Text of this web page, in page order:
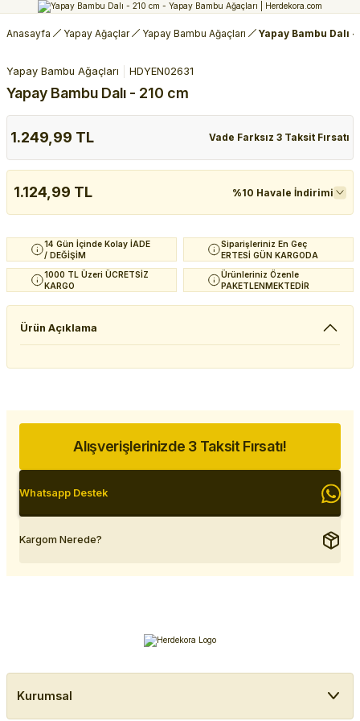
Anasayfa Yapay Ağaçlar Yapay Bambu Ağaçları Yapay Bambu Dalı
Yapay Bambu Ağaçları HDYEN02631
Yapay Bambu Dalı - 210 cm
1.249,99 TL Vade Farksız 3 Taksit Fırsatı
1.124,99 TL %10 Havale İndirimi
14 Gün İçinde Kolay İADE
/ DEĞİŞİM
Siparişleriniz En Geç
ERTESİ GÜN KARGODA
1000 TL Üzeri ÜCRETSİZ
KARGO
Ürünleriniz Özenle
PAKETLENMEKTEDİR
Ürün Açıklama
Alışverişlerinizde 3 Taksit Fırsatı!
Whatsapp Destek
Kargom Nerede?
Kurumsal